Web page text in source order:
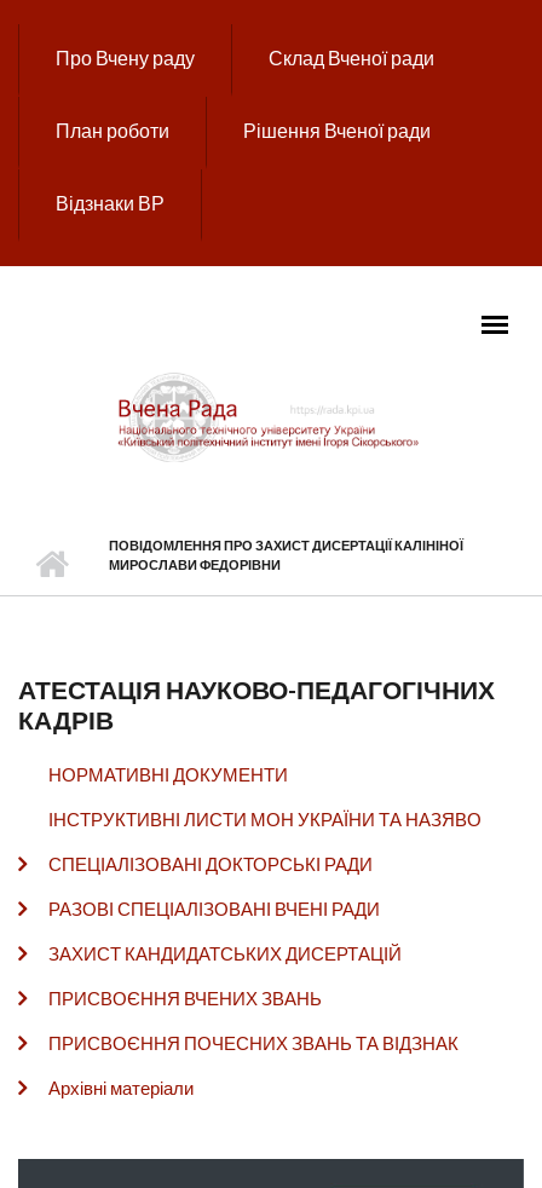
Про Вчену раду Склад Вченої ради
План роботи Рішення Вченої ради
Відзнаки ВР
ПОВІДОМЛЕННЯ ПРО ЗАХИСТ ДИСЕРТАЦІЇ КАЛІНІНОЇ
МИРОСЛАВИ ФЕДОРІВНИ
АТЕСТАЦІЯ НАУКОВО-ПЕДАГОГІЧНИХ
КАДРІВ
НОРМАТИВНІ ДОКУМЕНТИ
ІНСТРУКТИВНІ ЛИСТИ МОН УКРАЇНИ ТА НАЗЯВО
СПЕЦІАЛІЗОВАНІ ДОКТОРСЬКІ РАДИ
РАЗОВІ СПЕЦІАЛІЗОВАНІ ВЧЕНІ РАДИ
ЗАХИСТ КАНДИДАТСЬКИХ ДИСЕРТАЦІЙ
ПРИСВОЄННЯ ВЧЕНИХ ЗВАНЬ
ПРИСВОЄННЯ ПОЧЕСНИХ ЗВАНЬ ТА ВІДЗНАК
Архівні матеріали